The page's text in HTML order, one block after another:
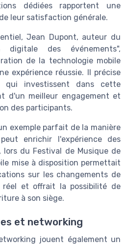
dédiées rapportent une
leur satisfaction générale.
Jean Dupont, auteur du
des événements",
de la technologie mobile
expérience réussie. Il précise
qui investissent dans cette
d'un meilleur engagement et
des participants.
exemple parfait de la manière
enrichir l'expérience des
lors du Festival de Musique de
mise à disposition permettait
sur les changements de
réel et offrait la possibilité de
à son siège.
et networking
jouent également un